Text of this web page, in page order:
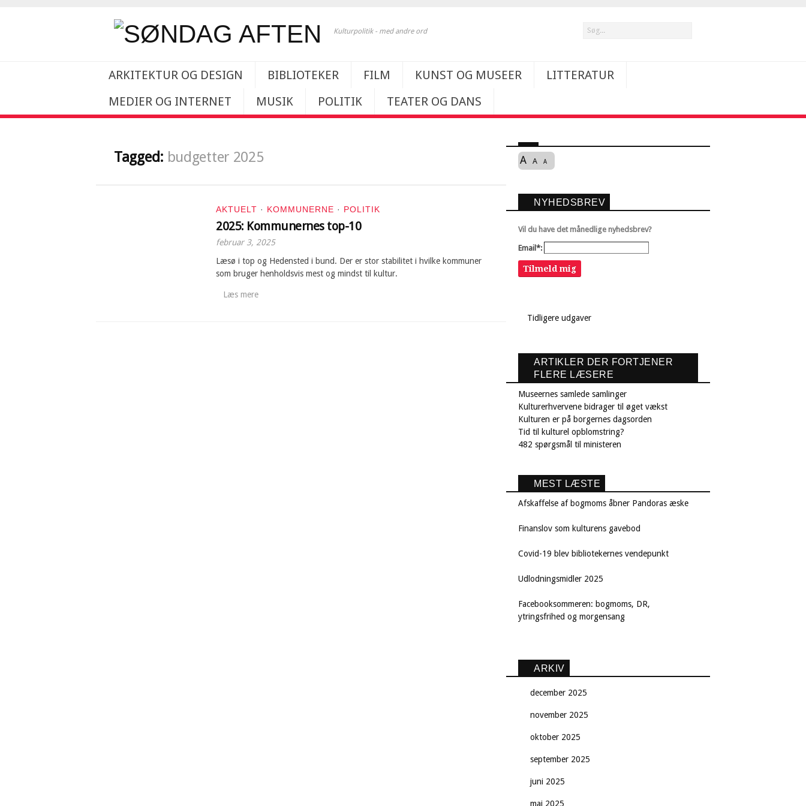
Kulturpolitik - med andre ord
ARKITEKTUR OG DESIGN BIBLIOTEKER FILM KUNST OG MUSEER
LITTERATUR
MEDIER OG INTERNET
MUSIK POLITIK TEATER OG DANS
Tagged: budgetter 2025
AKTUELT · KOMMUNERNE · POLITIK
2025: Kommunernes top-10
februar 3, 2025
Læsø i top og Hedensted i bund. Der er stor stabilitet i hvilke kommuner
som bruger henholdsvis mest og mindst til kultur.
Læs mere
A A A
NYHEDSBREV
Vil du have det månedlige nyhedsbrev?
Email*:
Tilmeld mig
Tidligere udgaver
ARTIKLER DER FORTJENER
FLERE LÆSERE
Museernes samlede samlinger
Kulturerhvervene bidrager til øget vækst
Kulturen er på borgernes dagsorden
Tid til kulturel opblomstring?
482 spørgsmål til ministeren
MEST LÆSTE
Afskaffelse af bogmoms åbner Pandoras æske
Finanslov som kulturens gavebod
Covid-19 blev bibliotekernes vendepunkt
Udlodningsmidler 2025
Facebooksommeren: bogmoms, DR,
ytringsfrihed og morgensang
ARKIV
december 2025
november 2025
oktober 2025
september 2025
juni 2025
maj 2025